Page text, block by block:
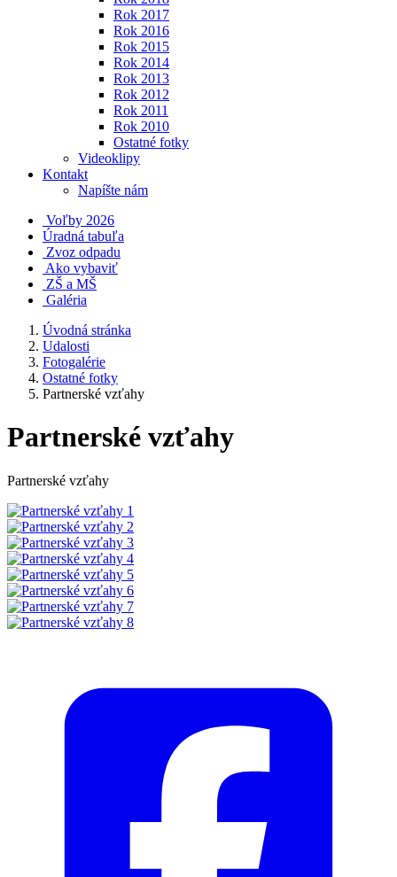
Rok 2017
Rok 2016
Rok 2015
Rok 2014
Rok 2013
Rok 2012
Rok 2011
Rok 2010
Ostatné fotky
Videoklipy
Kontakt
Napíšte nám
Voľby 2026
Úradná tabuľa
Zvoz odpadu
Ako vybaviť
ZŠ a MŠ
Galéria
Úvodná stránka
Udalosti
Fotogalérie
Ostatné fotky
Partnerské vzťahy
Partnerské vzťahy
Partnerské vzťahy